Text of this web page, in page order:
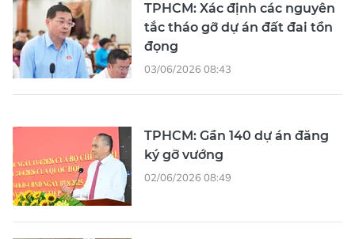
TPHCM: Xác định các nguyên
tắc tháo gỡ dự án đất đai tồn
đọng
03/06/2026 08:43
TPHCM: Gần 140 dự án đăng
ký gỡ vướng
02/06/2026 08:49